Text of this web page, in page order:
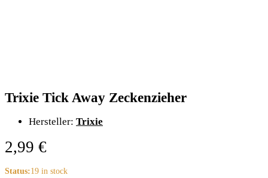
Trixie Tick Away Zeckenzieher
Hersteller: Trixie
2,99 €
Status:19 in stock